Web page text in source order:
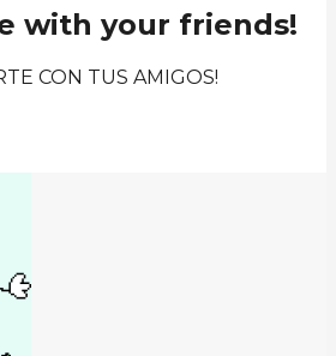
with your friends!
CON TUS AMIGOS!